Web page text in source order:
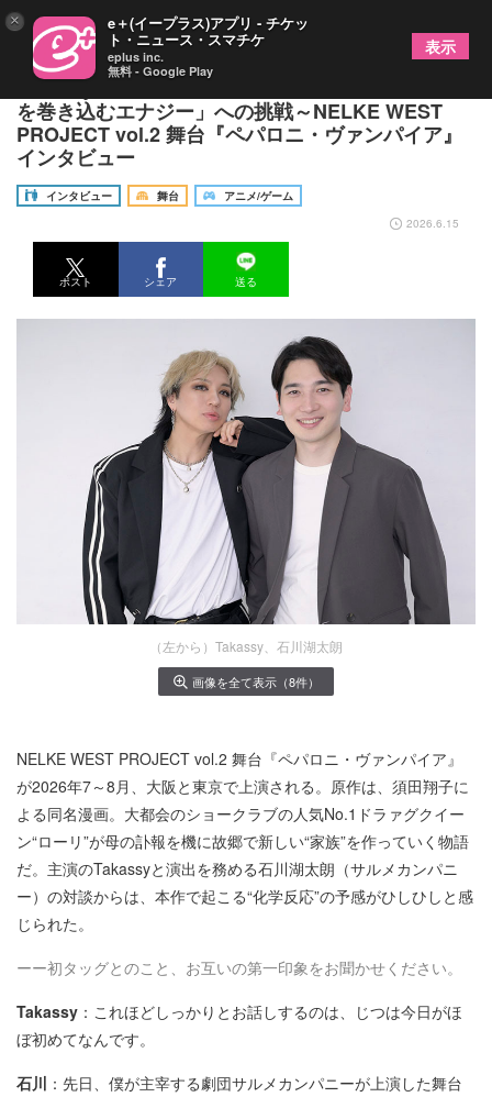
Takassy×石川湖太朗、“ローリ”の「求心力」「人
を巻き込むエナジー」への挑戦～NELKE WEST
PROJECT vol.2 舞台『ペパロニ・ヴァンパイア』
インタビュー
インタビュー 舞台
アニメ/ゲーム
2026.6.15
ポスト シェア 送る
（左から）Takassy、石川湖太朗
画像を全て表示（8件）
NELKE WEST PROJECT vol.2 舞台『ペパロニ・ヴァンパイア』
が2026年7～8月、大阪と東京で上演される。原作は、須田翔子に
よる同名漫画。大都会のショークラブの人気No.1ドラァグクイー
ン“ローリ”が母の訃報を機に故郷で新しい“家族”を作っていく物語
だ。主演のTakassyと演出を務める石川湖太朗（サルメカンパニ
ー）の対談からは、本作で起こる“化学反応”の予感がひしひしと感
じられた。
ーー初タッグとのこと、お互いの第一印象をお聞かせください。
Takassy ：これほどしっかりとお話しするのは、じつは今日がほ
ぼ初めてなんです。
石川 ：先日、僕が主宰する劇団サルメカンパニーが上演した舞台
× e＋(イープラス)アプリ - チケッ
ト・ニュース・スマチケ
eplus inc.
無料 - Google Play
表示